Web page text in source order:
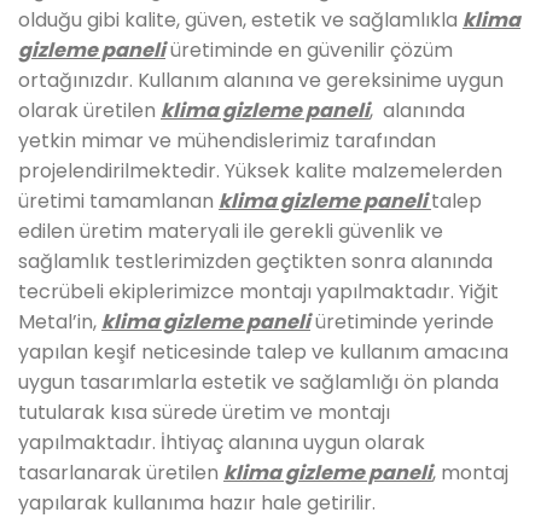
olduğu gibi kalite, güven, estetik ve sağlamlıkla klima
gizleme paneliüretiminde en güvenilir çözüm
ortağınızdır. Kullanım alanına ve gereksinime uygun
olarak üretilen klima gizleme paneli, alanında
yetkin mimar ve mühendislerimiz tarafından
projelendirilmektedir. Yüksek kalite malzemelerden
üretimi tamamlanan klima gizleme panelitalep
edilen üretim materyali ile gerekli güvenlik ve
sağlamlık testlerimizden geçtikten sonra alanında
tecrübeli ekiplerimizce montajı yapılmaktadır. Yiğit
Metal’in, klima gizleme paneliüretiminde yerinde
yapılan keşif neticesinde talep ve kullanım amacına
uygun tasarımlarla estetik ve sağlamlığı ön planda
tutularak kısa sürede üretim ve montajı
yapılmaktadır. İhtiyaç alanına uygun olarak
tasarlanarak üretilen klima gizleme paneli, montaj
yapılarak kullanıma hazır hale getirilir.